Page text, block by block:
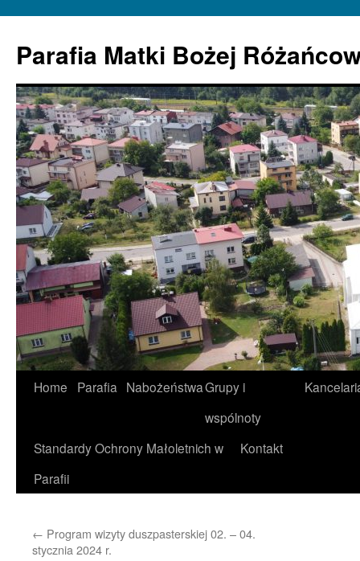
Parafia Matki Bożej
Home Parafia NabożeństwaGrupy i
wspólnoty
Standardy Ochrony Małoletnich w
Parafii
Kontakt
← Program wizyty duszpasterskiej 02. – 04.
stycznia 2024 r.